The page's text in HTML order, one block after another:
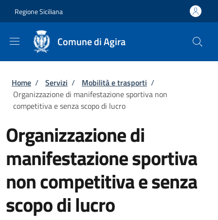
Regione Siciliana
Comune di Agira
Briciole di pane
Home / Servizi / Mobilità e trasporti /
Organizzazione di manifestazione sportiva non
competitiva e senza scopo di lucro
Organizzazione di
manifestazione sportiva
non competitiva e senza
scopo di lucro